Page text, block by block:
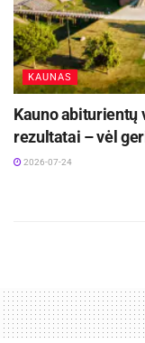
KAUNAS
Kauno abiturientų
rezultatai – vėl
2026-07-24